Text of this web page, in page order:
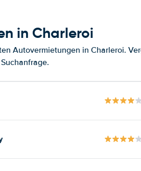
in Charleroi
Autovermietungen in Charleroi.